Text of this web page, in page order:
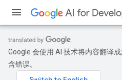
Google 会使用 AI 技术将内容翻译
含错误。